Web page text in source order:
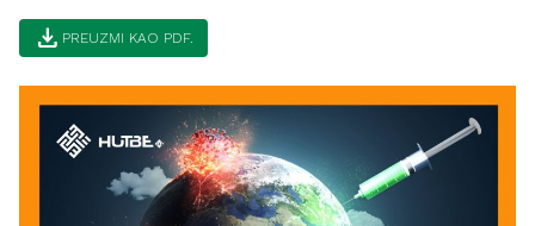
download PREUZMI KAO PDF.